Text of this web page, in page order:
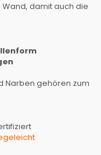
damit auch die
Narben gehören zum